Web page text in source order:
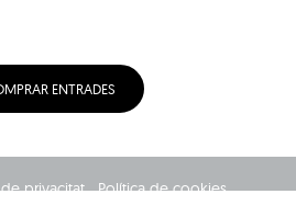
ENTRADES
privacitat Política de cookies